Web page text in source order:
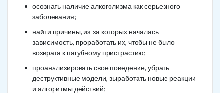
осознать наличие алкоголизма как серьезного
заболевания;
найти причины, из-за которых началась
зависимость, проработать их, чтобы не было
возврата к пагубному пристрастию;
проанализировать свое поведение, убрать
деструктивные модели, выработать новые реакции
и алгоритмы действий;